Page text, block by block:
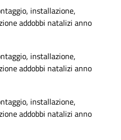
installazione,
addobbi natalizi anno
installazione,
addobbi natalizi anno
installazione,
addobbi natalizi anno